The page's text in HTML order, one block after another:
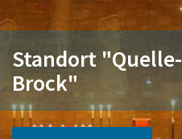
Standort "Quelle-
Brock"